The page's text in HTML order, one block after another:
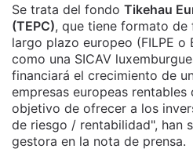
Se trata del fondo Tikehau
(TEPC), que tiene formato de
largo plazo europeo (FILPE o
como una SICAV
financiará el crecimiento de
empresas europeas
objetivo de ofrecer a los
de riesgo / rentabilidad", han
gestora en la nota de prensa.